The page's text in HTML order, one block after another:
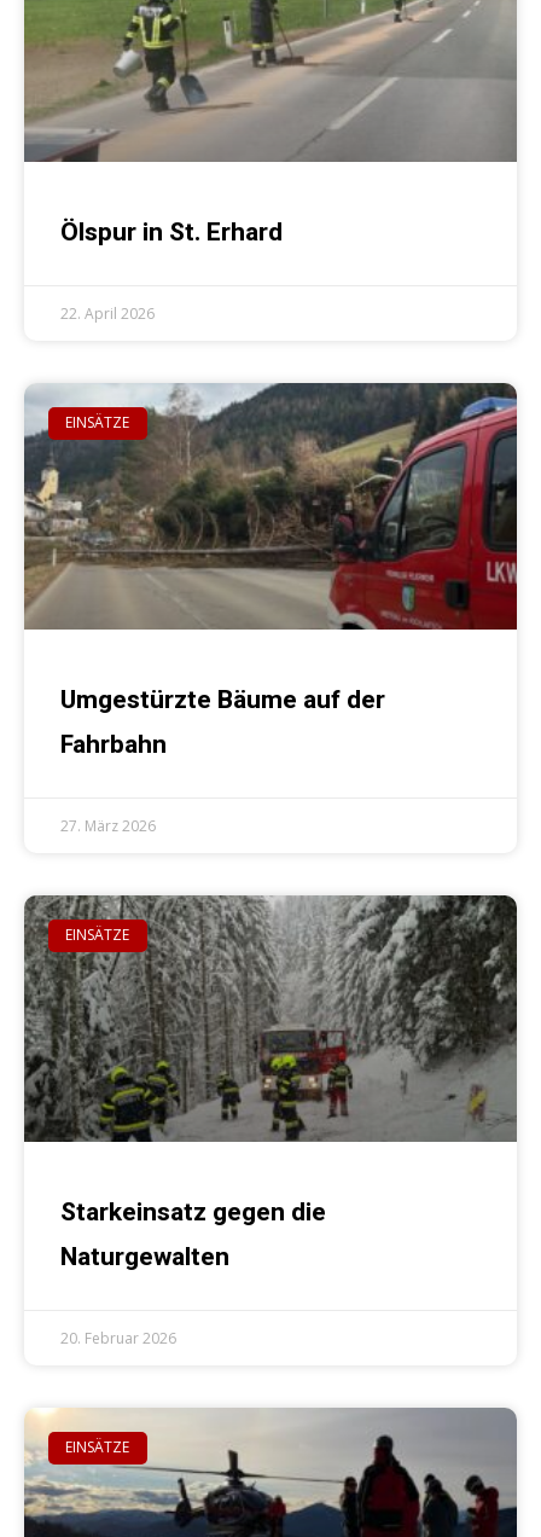
Ölspur in St. Erhard
22. April 2026
EINSÄTZE
Umgestürzte Bäume auf der
Fahrbahn
27. März 2026
EINSÄTZE
Starkeinsatz gegen die
Naturgewalten
20. Februar 2026
EINSÄTZE